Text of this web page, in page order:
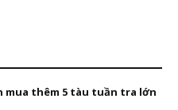
mua thêm 5 tàu tuần tra lớn